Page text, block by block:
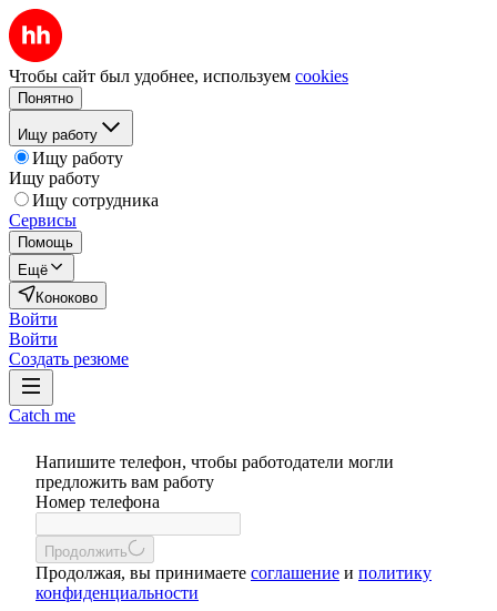
Чтобы сайт был удобнее, используем cookies
Понятно
Ищу работу
Ищу работу
Ищу работу
Ищу сотрудника
Сервисы
Помощь
Ещё
Коноково
Войти
Войти
Создать резюме
Catch me
Напишите телефон, чтобы работодатели могли
предложить вам работу
Номер телефона
Продолжить
Продолжая, вы принимаете соглашение и политику
конфиденциальности